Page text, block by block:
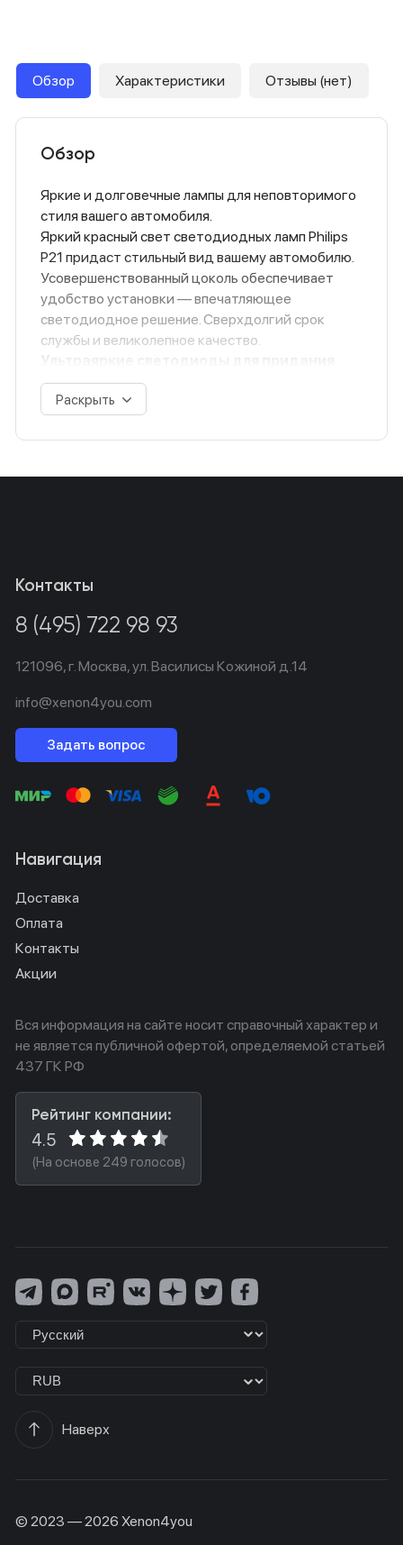
Обзор Характеристики Отзывы (нет)
Обзор
Яркие и долговечные лампы для неповторимого
стиля вашего автомобиля.
Яркий красный свет светодиодных ламп Philips
P21 придаст стильный вид вашему автомобилю.
Усовершенствованный цоколь обеспечивает
удобство установки — впечатляющее
светодиодное решение. Сверхдолгий срок
службы и великолепное качество.
уникального стиля на дороге
70 лм долговечного светодиодного решения
Непревзойденные характеристики
увеличенная длина луча
безопасность
Раскрыть
Контакты
8 (495) 722 98 93
121096,г. Москва,ул. Василисы Кожиной д.14
info@xenon4you.com
Задать вопрос
Навигация
Доставка
Оплата
Контакты
Акции
Вся информация на сайте носит справочный характер и
не является публичной офертой, определяемой статьей
437 ГК РФ
Рейтинг компании:
4.5
(На основе 249 голосов)
Наверх
© 2023 — 2026 Xenon4you